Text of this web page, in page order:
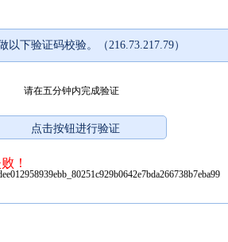
下验证码校验。（216.73.217.79）
请在五分钟内完成验证
！